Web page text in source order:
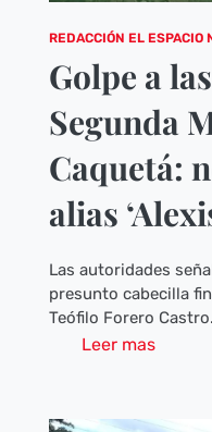
REDACCIÓN EL ESPACIO
Golpe a
Segunda
Caquetá:
alias
Las autoridades
presunto cabecilla
Teófilo Forero
Leer mas